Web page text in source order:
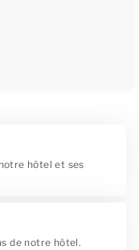
hôtel et ses
de notre hôtel.